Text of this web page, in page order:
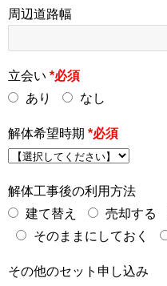
周辺道路幅
立会い *必須
あり
なし
解体希望時期 *必須
解体工事後の利用方法
建て替え
売却する
そのままにしておく
その他のセット申し込み